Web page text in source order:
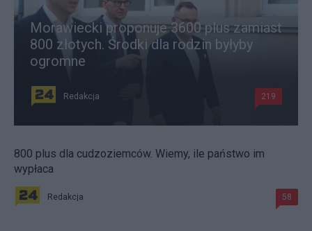
Morawiecki proponuje 3600 plus zamiast
800 złotych. Środki dla rodzin byłyby
ogromne
Redakcja 219
800 plus dla cudzoziemców. Wiemy, ile państwo im
wypłaca
Redakcja 58